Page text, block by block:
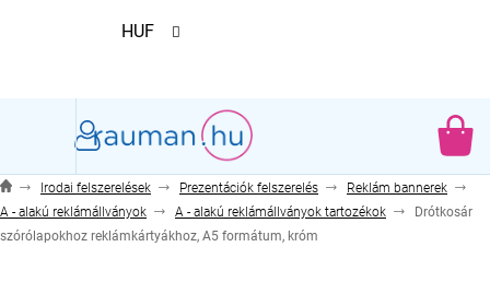
HUF
Irodai felszerelések Prezentációk felszerelés
Reklám bannerek
A - alakú reklámállványok
A - alakú reklámállványok tartozékok
Drótkosár
szórólapokhoz reklámkártyákhoz, A5 formátum, króm